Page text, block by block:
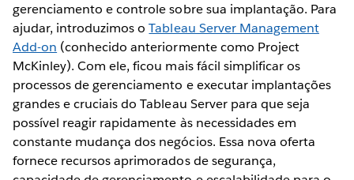
gerenciamento e controle sobre sua implantação. Para
ajudar, introduzimos oTableau Server Management
Add-on (conhecido anteriormente como Project
McKinley). Com ele, ficou mais fácil simplificar os
processos de gerenciamento e executar implantações
grandes e cruciais do Tableau Server para que seja
possível reagir rapidamente às necessidades em
constante mudança dos negócios. Essa nova oferta
fornece recursos aprimorados de segurança,